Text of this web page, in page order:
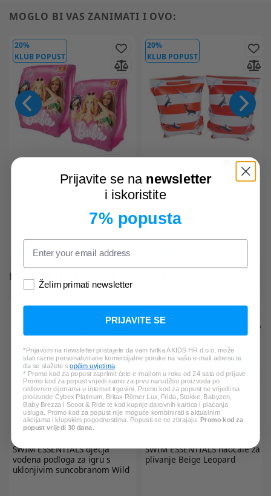
MOGLO BI VAS ZANIMATI I OVO:
20%
KLUB POPUST
narukvice za plivanje
4,39 € 5,49 €
20%
KLUB POPUST
SWIM ESSENTIALS
za plivanje Whale 0-2 god
PROVJERITE I DRUGE PROIZVODE:
20%
SWIM ESSENTIALSdječja
vodena podloga za igru s
uklonjivim suncobranom Wild
20%
KLUB POPUST
SWIM ESSENTIALSnaočale za
plivanje Beige Leopard
Prijavite se na newsletter
i iskoristite
7% popusta
Želim primati newsletter
PRIJAVITE SE
*Prijavom na newsletter pristajete da vam tvrtka AKIDS HR d.o.o. može
slati razne personalizirane komercijalne poruke na vašu e-mail adresu te
da se slažete sopćim uvjetima.
* Promo kod za popust zaprimit ćete e-mailom u roku od 24 sata od prijave.
Promo kod za popust vrijedi samo za prvu narudžbu proizvoda po
redovnim cijenama u internet trgovini. Promo kod za popust ne vrijedi na
proizvode Cybex Platinum, Britax Römer Lux, Frida, Stokke, Babyzen,
Baby Brezza i Scoot & Ride te kod kupnje darovnih kartica i plaćanja
usluga. Promo kod za popust nije moguće kombinirati s aktualnim
akcijama i klupskim pogodnostima. Popusti se ne zbrajaju. Promo kod za
popust vrijedi 30 dana.